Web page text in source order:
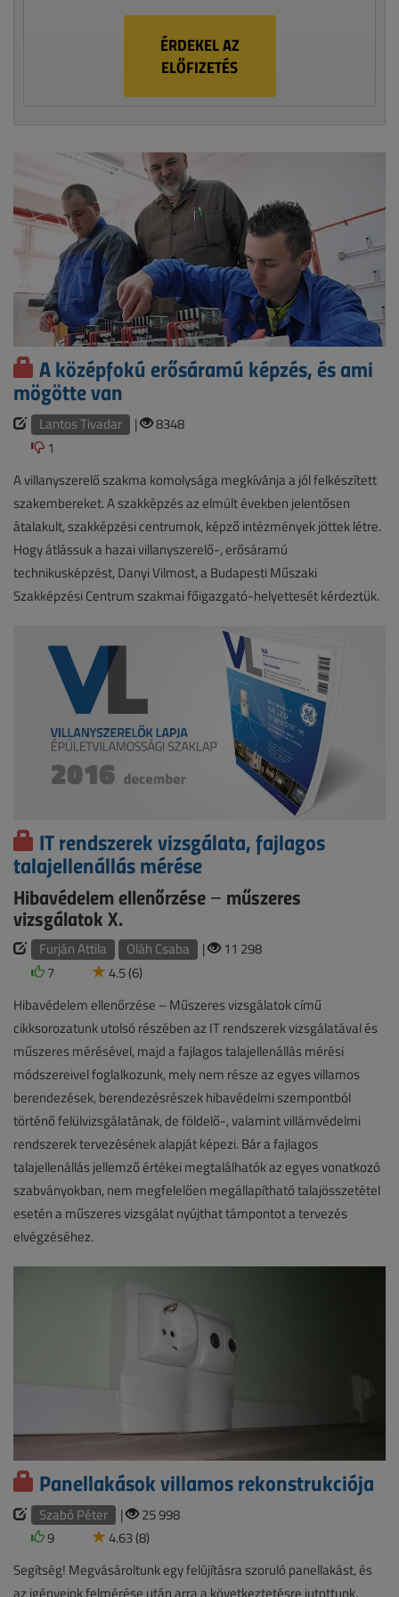
ÉRDEKEL AZ
ELŐFIZETÉS
A középfokú erősáramú képzés, és ami
mögötte van
Lantos Tivadar |
8348
1
A villanyszerelő szakma komolysága megkívánja a jól felkészített
szakembereket. A szakképzés az elmúlt években jelentősen
átalakult, szakképzési centrumok, képző intézmények jöttek létre.
Hogy átlássuk a hazai villanyszerelő-, erősáramú
technikusképzést, Danyi Vilmost, a Budapesti Műszaki
Szakképzési Centrum szakmai főigazgató-helyettesét kérdeztük.
IT rendszerek vizsgálata, fajlagos
talajellenállás mérése
Hibavédelem ellenőrzése − műszeres
vizsgálatok X.
Furján Attila Oláh Csaba |
11 298
7
4.5 (6)
Hibavédelem ellenőrzése – Műszeres vizsgálatok című
cikksorozatunk utolsó részében az IT rendszerek vizsgálatával és
műszeres mérésével, majd a fajlagos talajellenállás mérési
módszereivel foglalkozunk, mely nem része az egyes villamos
berendezések, berendezésrészek hibavédelmi szempontból
történő felülvizsgálatának, de földelő-, valamint villámvédelmi
rendszerek tervezésének alapját képezi. Bár a fajlagos
talajellenállás jellemző értékei megtalálhatók az egyes vonatkozó
szabványokban, nem megfelelően megállapítható talajösszetétel
esetén a műszeres vizsgálat nyújthat támpontot a tervezés
elvégzéséhez.
Panellakások villamos rekonstrukciója
Szabó Péter |
25 998
9
4.63 (8)
Segítség! Megvásároltunk egy felújításra szoruló panellakást, és